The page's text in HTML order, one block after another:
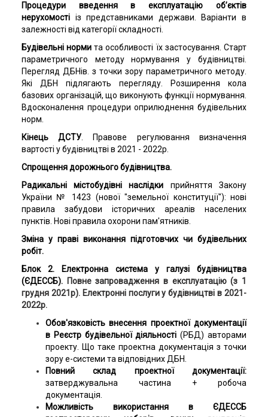
Процедури введення в експлуатацію об’єктів
нерухомості із представниками держави. Варіанти в
залежності від категорії складності.
Будівельні нормита особливості їх застосування. Старт
параметричного методу нормування у будівництві.
Перегляд ДБНів. з точки зору параметричного методу.
Які ДБН підлягають перегляду. Розширення кола
базових організацій, що виконують функції нормування.
Вдосконалення процедури оприлюднення будівельних
норм.
Кінець ДСТУ . Правове регулювання визначення
вартості у будівництві в 2021 - 2022р.
Спрощення дорожнього будівництва.
Радикальні містобудівні наслідки прийняття Закону
України № 1423 (нової "земельної конституції"): нові
правила забудови історичних ареалів населених
пунктів. Нові правила охорони пам'ятників.
Зміна у праві виконання підготовчих чи будівельних
робіт.
Блок 2. Електронна система у галузі будівництва
(ЄДЕССБ). Повне запровадження в експлуатацію (з 1
грудня 2021р). Електронні послуги у будівництві в 2021-
2022р.
Обов'язковість внесення проектної документації
в Реєстр будівельної діяльності(РБД) авторами
проекту. Що таке проектна документація з точки
зору е-системи та відповідних ДБН.
Повний склад проектної документації:
затверджувальна частина + робоча
документація.
Можливість використання в ЄДЕССБ